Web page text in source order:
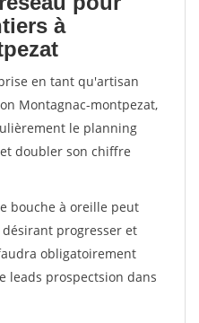
à
en tant qu'artisan
Montagnac-montpezat,
le planning
doubler son chiffre
bouche à oreille peut
progresser et
obligatoirement
leads prospectsion dans